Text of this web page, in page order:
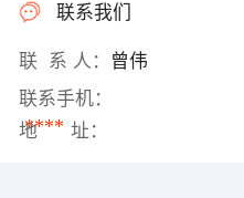
联系我们
联 系 人：
曾伟
联系手机：
****
地 址：